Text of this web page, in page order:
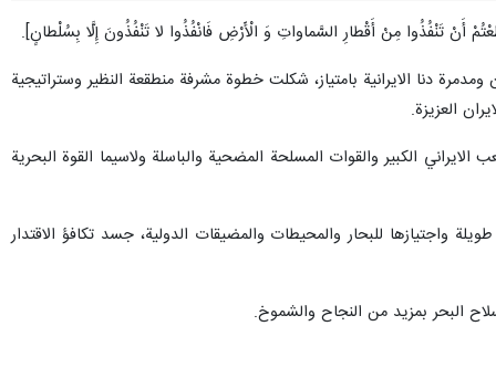
حول العالم، ترافقها سفينة مكران ومدمرة دنا الايرانية بامتياز، شكلت خطوة مشرفة منطقعة النظير وستراتيجية
العزيزة.
الكبير والقوات المسلحة المضحية والباسلة ولاسيما القوة البحرية
المدمرة الايرانية دنا، والابحار لمسافات طويلة واجتيازها للبحار والمحيطات والمضيقات الدولية، جسد تكافؤ الاقتدار
البحر بمزيد من النجاح والشموخ.